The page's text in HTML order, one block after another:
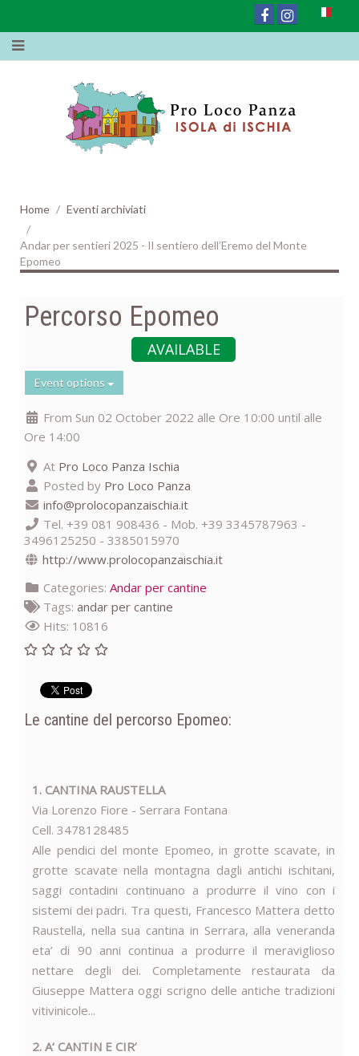
Home Eventi archiviati
Andar per sentieri 2025 - Il sentiero dell’Eremo del Monte
Epomeo
Percorso Epomeo
AVAILABLE
Event options
From Sun 02 October 2022 alle Ore 10:00 until alle
Ore 14:00
At Pro Loco Panza Ischia
Posted by Pro Loco Panza
info@prolocopanzaischia.it
Tel. +39 081 908436 - Mob. +39 3345787963 -
3496125250 - 3385015970
http://www.prolocopanzaischia.it
Categories: Andar per cantine
Tags: andar per cantine
Hits: 10816
Le cantine del percorso Epomeo:
1. CANTINA RAUSTELLA
Via Lorenzo Fiore - Serrara Fontana
Cell. 3478128485
Alle pendici del monte Epomeo, in grotte scavate, in
grotte scavate nella montagna dagli antichi ischitani,
saggi contadini continuano a produrre il vino con i
sistemi dei padri. Tra questi, Francesco Mattera detto
Raustella, nella sua cantina in Serrara, alla veneranda
eta’ di 90 anni continua a produrre il meraviglioso
nettare degli dei. Completamente restaurata da
Giuseppe Mattera oggi scrigno delle antiche tradizioni
vitivinicole...
2. A‘ CANTIN E CIR’